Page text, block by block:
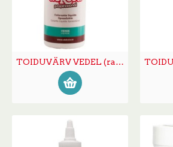
TOIDUVÄRV VEDEL (rasvlahustuv) roheline 100g